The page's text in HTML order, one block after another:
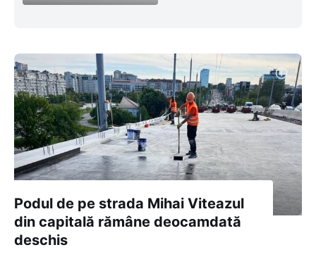
Podul de pe strada Mihai Viteazul
din capitală rămâne deocamdată
deschis